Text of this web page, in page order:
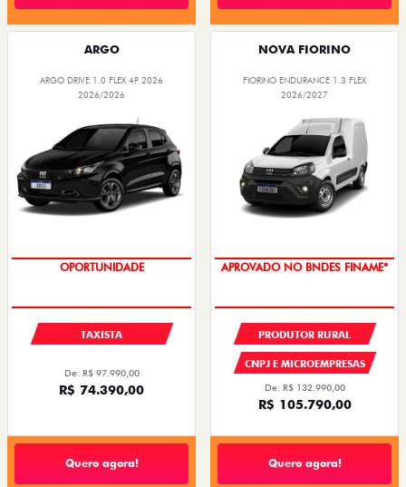
ARGO
ARGO DRIVE 1.0 FLEX 4P 2026
2026/2026
OPORTUNIDADE
TAXISTA
De: R$ 97.990,00
R$ 74.390,00
Quero agora!
NOVA FIORINO
FIORINO ENDURANCE 1.3 FLEX
2026/2027
APROVADO NO BNDES FINAME*
PRODUTOR RURAL
CNPJ E MICROEMPRESAS
De: R$ 132.990,00
R$ 105.790,00
Quero agora!